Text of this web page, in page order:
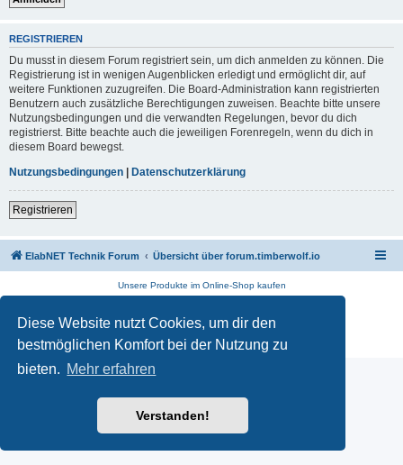
Diese Website nutzt Cookies, um dir den
bestmöglichen Komfort bei der Nutzung zu
bieten. Mehr erfahren
Verstanden!
REGISTRIEREN
Du musst in diesem Forum registriert sein, um dich anmelden zu können. Die
Registrierung ist in wenigen Augenblicken erledigt und ermöglicht dir, auf
weitere Funktionen zuzugreifen. Die Board-Administration kann registrierten
Benutzern auch zusätzliche Berechtigungen zuweisen. Beachte bitte unsere
Nutzungsbedingungen und die verwandten Regelungen, bevor du dich
registrierst. Bitte beachte auch die jeweiligen Forenregeln, wenn du dich in
diesem Board bewegst.
Nutzungsbedingungen | Datenschutzerklärung
Registrieren
ElabNET Technik Forum Übersicht über forum.timberwolf.io
Unsere Produkte im Online-Shop kaufen
Deutsche Übersetzung durch
phpBB.de
Datenschutz | Nutzungsbedingungen